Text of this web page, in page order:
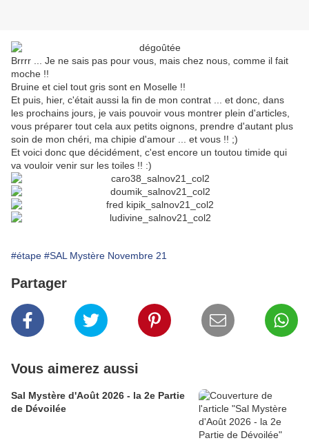
Brrrr ... Je ne sais pas pour vous, mais chez nous, comme il fait
moche !!
Bruine et ciel tout gris sont en Moselle !!
Et puis, hier, c'était aussi la fin de mon contrat ... et donc, dans
les prochains jours, je vais pouvoir vous montrer plein d'articles,
vous préparer tout cela aux petits oignons, prendre d'autant plus
soin de mon chéri, ma chipie d'amour ... et vous !! ;)
Et voici donc que décidément, c'est encore un toutou timide qui
va vouloir venir sur les toiles !! :)
#étape #SAL Mystère Novembre 21
Partager
Vous aimerez aussi
Sal Mystère d'Août 2026 - la 2e Partie
de Dévoilée